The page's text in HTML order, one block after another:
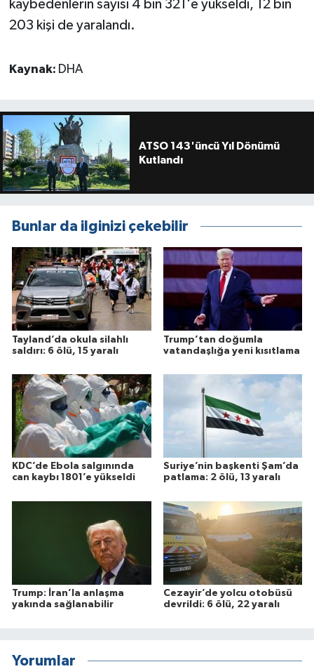
kaybedenlerin sayısı 4 bin 321'e yükseldi, 12 bin
203 kişi de yaralandı.
Kaynak: DHA
ATSO 143'üncü Yıl Dönümü
Kutlandı
Bunlar da ilginizi çekebilir
Tayland’da okula silahlı
saldırı: 6 ölü, 15 yaralı
Trump’tan doğumla
vatandaşlığa yeni kısıtlama
KDC’de Ebola salgınında
can kaybı 1801’e yükseldi
Suriye’nin başkenti Şam’da
patlama: 2 ölü, 13 yaralı
Trump: İran’la anlaşma
yakında sağlanabilir
Cezayir’de yolcu otobüsü
devrildi: 6 ölü, 22 yaralı
Yorumlar